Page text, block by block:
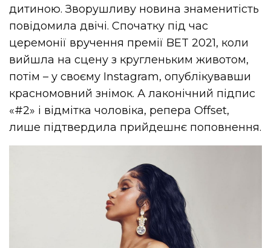
дитиною. Зворушливу новина знаменитість
повідомила двічі. Спочатку під час
церемонії вручення премії BET 2021, коли
вийшла на сцену з кругленьким животом,
потім – у своєму Instagram, опублікувавши
красномовний знімок. А лаконічний підпис
«#2» і відмітка чоловіка, репера Offset,
лише підтвердила прийдешнє поповнення.